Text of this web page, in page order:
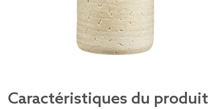
Caractéristiques du produit